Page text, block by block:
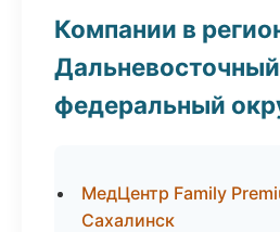
Компании в
Дальневосточный
федеральный
МедЦентр Family
Сахалинск